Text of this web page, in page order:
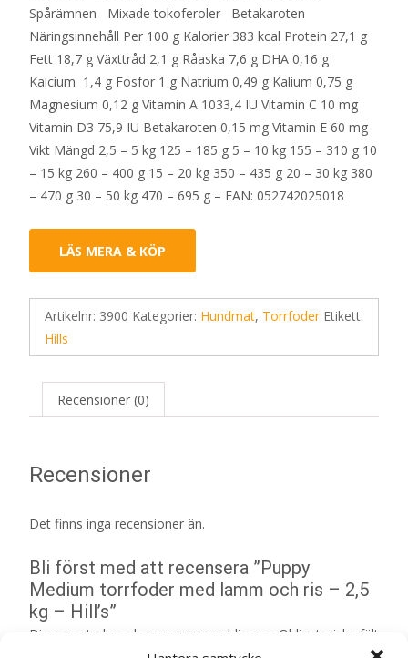
Spårämnen Mixade tokoferoler Betakaroten
Näringsinnehåll Per 100 g Kalorier 383 kcal Protein 27,1 g
Fett 18,7 g Växttråd 2,1 g Råaska 7,6 g DHA 0,16 g
Kalcium 1,4 g Fosfor 1 g Natrium 0,49 g Kalium 0,75 g
Magnesium 0,12 g Vitamin A 1033,4 IU Vitamin C 10 mg
Vitamin D3 75,9 IU Betakaroten 0,15 mg Vitamin E 60 mg
Vikt Mängd 2,5 – 5 kg 125 – 185 g 5 – 10 kg 155 – 310 g 10
– 15 kg 260 – 400 g 15 – 20 kg 350 – 435 g 20 – 30 kg 380
– 470 g 30 – 50 kg 470 – 695 g – EAN: 052742025018
LÄS MERA & KÖP
Artikelnr: 3900 Kategorier: Hundmat, Torrfoder Etikett:
Hills
Recensioner (0)
Recensioner
Det finns inga recensioner än.
Bli först med att recensera ”Puppy
Medium torrfoder med lamm och ris – 2,5
kg – Hill’s”
Din e-postadress kommer inte publiceras. Obligatoriska fält